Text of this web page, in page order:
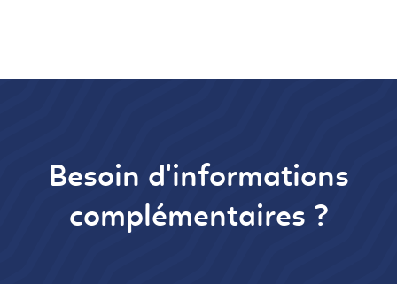
Besoin d'informations
complémentaires ?